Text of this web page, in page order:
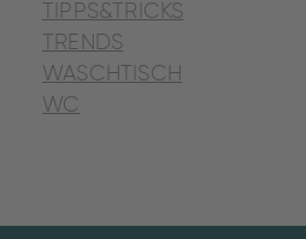
TIPPS&TRICKS
TRENDS
WASCHTISCH
WC